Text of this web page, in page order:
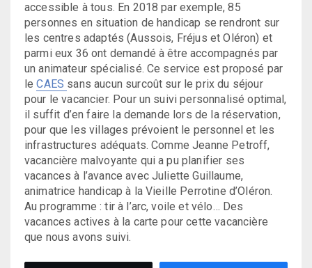
accessible à tous. En 2018 par exemple, 85
personnes en situation de handicap se rendront sur
les centres adaptés (Aussois, Fréjus et Oléron) et
parmi eux 36 ont demandé à être accompagnés par
un animateur spécialisé. Ce service est proposé par
leCAES sans aucun surcoût sur le prix du séjour
pour le vacancier. Pour un suivi personnalisé optimal,
il suffit d’en faire la demande lors de la réservation,
pour que les villages prévoient le personnel et les
infrastructures adéquats. Comme Jeanne Petroff,
vacancière malvoyante qui a pu planifier ses
vacances à l’avance avec Juliette Guillaume,
animatrice handicap à la Vieille Perrotine d’Oléron.
Au programme : tir à l’arc, voile et vélo… Des
vacances actives à la carte pour cette vacancière
que nous avons suivi.